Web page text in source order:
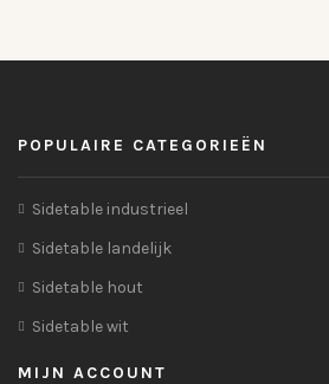
POPULAIRE CATEGORIEËN
Sidetable industrieel
Sidetable landelijk
Sidetable hout
Sidetable wit
MIJN ACCOUNT